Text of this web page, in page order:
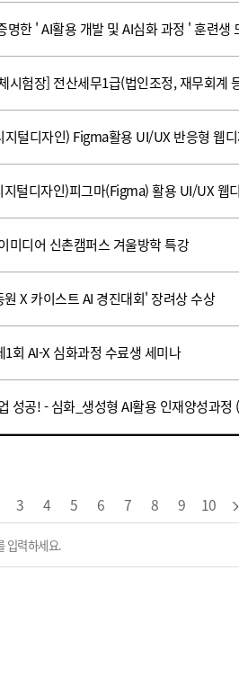
명한 ' AI활용 개발 및 AI심화 과정 ' 훈련생
시험장] 전산세무1급(법인조정, 재무회계
털디자인) Figma활용 UI/UX 반응형 웹
털디자인)피그마(Figma) 활용 UI/UX 웹
미디어 신촌캠퍼스 겨울방학 특강
원 X 카이스트 AI 경진대회' 장려상 수상
1회 AI-X 심화과정 수료생 세미나
성공! - 심화_생성형 AI활용 인재양성과정
3 4 5 6 7 8 9 10